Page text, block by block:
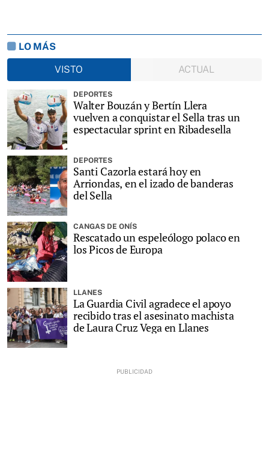
LO MÁS
VISTO
ACTUAL
DEPORTES
Walter Bouzán y Bertín Llera
vuelven a conquistar el Sella tras un
espectacular sprint en Ribadesella
DEPORTES
Santi Cazorla estará hoy en
Arriondas, en el izado de banderas
del Sella
CANGAS DE ONÍS
Rescatado un espeleólogo polaco en
los Picos de Europa
LLANES
La Guardia Civil agradece el apoyo
recibido tras el asesinato machista
de Laura Cruz Vega en Llanes